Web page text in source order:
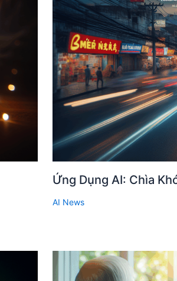
Ứng Dụng AI: Chìa
AI News